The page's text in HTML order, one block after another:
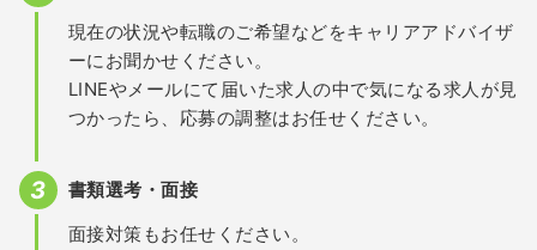
現在の状況や転職のご希望などをキャリアアドバイザ
ーにお聞かせください。
LINEやメールにて届いた求人の中で気になる求人が見
つかったら、応募の調整はお任せください。
書類選考・面接
面接対策もお任せください。